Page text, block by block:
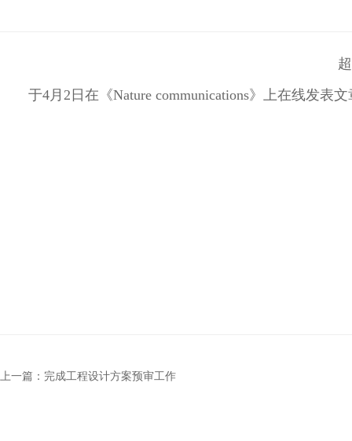
于4月2日在《Nature communications》上在线发表文
上一篇：完成工程设计方案预审工作